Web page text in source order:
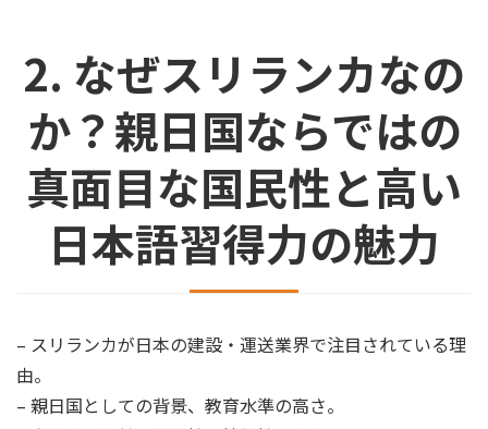
2. なぜスリランカなの
か？親日国ならではの
真面目な国民性と高い
日本語習得力の魅力
– スリランカが日本の建設・運送業界で注目されている理
由。
– 親日国としての背景、教育水準の高さ。